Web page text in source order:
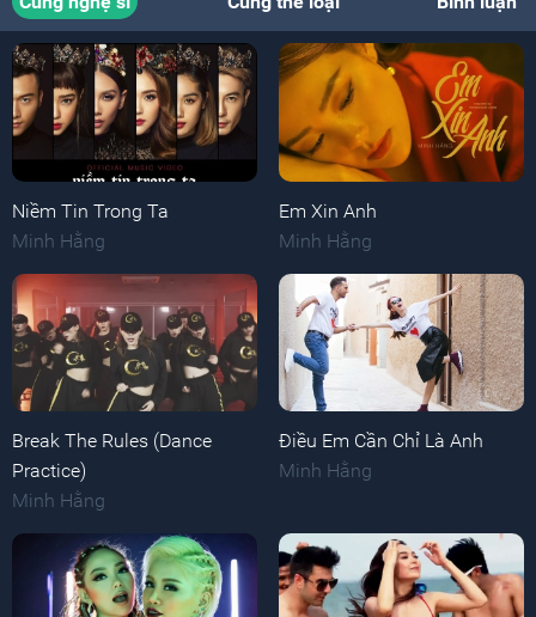
Niềm Tin Trong Ta
Minh Hằng
Em Xin Anh
Minh Hằng
Break The Rules (Dance
Practice)
Minh Hằng
Điều Em Cần Chỉ Là Anh
Minh Hằng